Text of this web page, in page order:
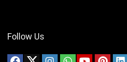
Follow Us